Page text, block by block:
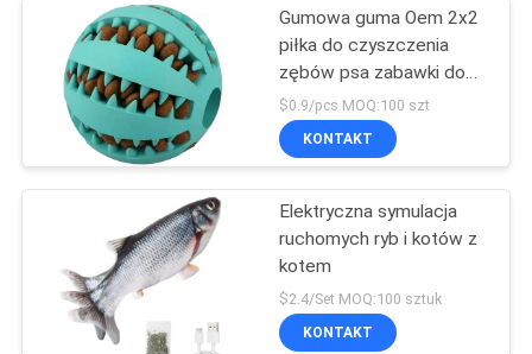
Gumowa guma Oem 2x2
piłka do czyszczenia
zębów psa zabawki do
żucia dla zwierząt
$0.9/pcs MOQ:100 szt
KONTAKT
Elektryczna symulacja
ruchomych ryb i kotów z
kotem
$2.4/Set MOQ:100 sztuk
KONTAKT